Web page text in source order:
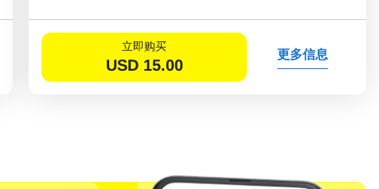
立即购买
USD 15.00
更多信息